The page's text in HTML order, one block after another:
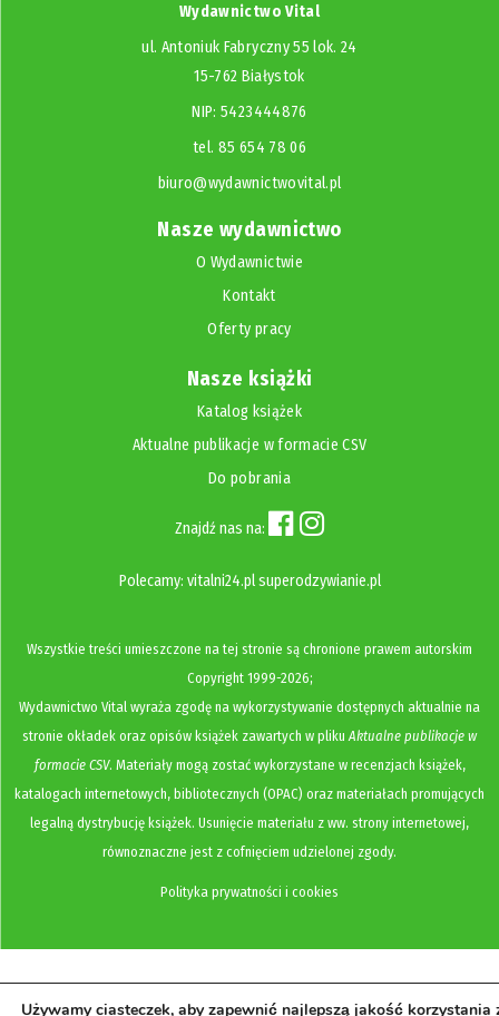
Wydawnictwo Vital
ul. Antoniuk Fabryczny 55 lok. 24
15-762 Białystok
NIP: 5423444876
tel. 85 654 78 06
biuro@wydawnictwovital.pl
Nasze wydawnictwo
O Wydawnictwie
Kontakt
Oferty pracy
Nasze książki
Katalog książek
Aktualne publikacje w formacie CSV
Do pobrania
Znajdź nas na:
Polecamy: vitalni24.pl superodzywianie.pl
Wszystkie treści umieszczone na tej stronie są chronione prawem autorskim
Copyright1999-2026;
Wydawnictwo Vital wyraża zgodę na wykorzystywanie dostępnych aktualnie na
stronie okładek oraz opisów książek zawartych w pliku Aktualne publikacje w
formacie CSV. Materiały mogą zostać wykorzystane w recenzjach książek,
katalogach internetowych, bibliotecznych (OPAC) oraz materiałach promujących
legalną dystrybucję książek. Usunięcie materiału z ww. strony internetowej,
równoznaczne jest z cofnięciem udzielonej zgody.
Polityka prywatności i cookies
Używamy ciasteczek, aby zapewnić najlepszą jakość korzystania